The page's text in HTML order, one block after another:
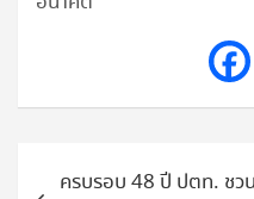
ครบรอบ 48 ปี ปตท. ชว